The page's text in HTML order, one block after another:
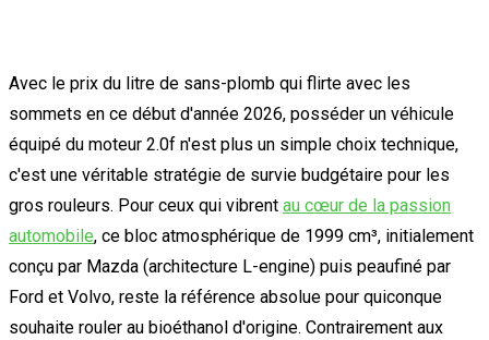
Avec le prix du litre de sans-plomb qui flirte avec les
sommets en ce début d'année 2026, posséder un véhicule
équipé du moteur 2.0f n'est plus un simple choix technique,
c'est une véritable stratégie de survie budgétaire pour les
gros rouleurs. Pour ceux qui vibrent au cœur de la passion
automobile, ce bloc atmosphérique de 1999 cm³, initialement
conçu par Mazda (architecture L-engine) puis peaufiné par
Ford et Volvo, reste la référence absolue pour quiconque
souhaite rouler au bioéthanol d'origine. Contrairement aux